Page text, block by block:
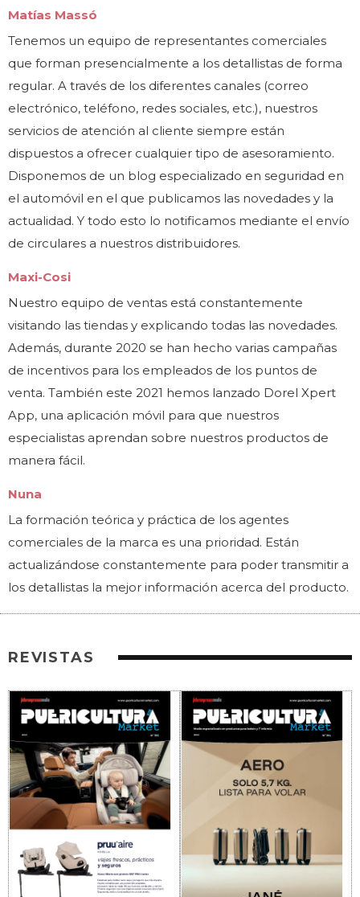
Matías Massó
Tenemos un equipo de representantes comerciales
que forman presencialmente a los detallistas de forma
regular. A través de los diferentes canales (correo
electrónico, teléfono, redes sociales, etc.), nuestros
servicios de atención al cliente siempre están
dispuestos a ofrecer cualquier tipo de asesoramiento.
Disponemos de un blog especializado en seguridad en
el automóvil en el que publicamos las novedades y la
actualidad. Y todo esto lo notificamos mediante el envío
de circulares a nuestros distribuidores.
Maxi-Cosi
Nuestro equipo de ventas está constantemente
visitando las tiendas y explicando todas las novedades.
Además, durante 2020 se han hecho varias campañas
de incentivos para los empleados de los puntos de
venta. También este 2021 hemos lanzado Dorel Xpert
App, una aplicación móvil para que nuestros
especialistas aprendan sobre nuestros productos de
manera fácil.
Nuna
La formación teórica y práctica de los agentes
comerciales de la marca es una prioridad. Están
actualizándose constantemente para poder transmitir a
los detallistas la mejor información acerca del producto.
REVISTAS